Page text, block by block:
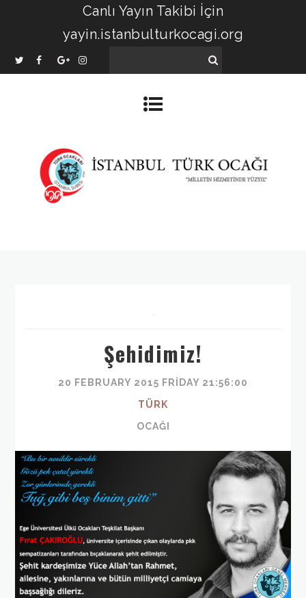
Canlı Yayın Takibi İçin
yayin.istanbulturkocagi.org
,
Şehidimiz!
20 FEBRUARY 2015 FRIDAY 21:56:00
TÜRK
OCAĞI